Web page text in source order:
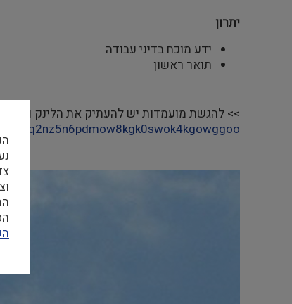
יתרון
ידע מוכח בדיני עבודה
תואר ראשון
>> להגשת מועמדות יש להעתיק את הלינק
q2nz5n6pdmow8kgk0swok4kgowggoo